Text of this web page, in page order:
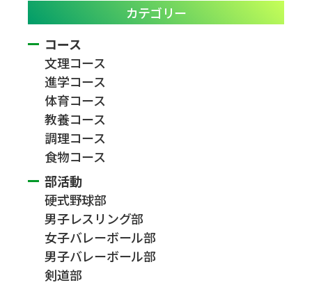
カテゴリー
コース
文理コース
進学コース
体育コース
教養コース
調理コース
食物コース
部活動
硬式野球部
男子レスリング部
女子バレーボール部
男子バレーボール部
剣道部